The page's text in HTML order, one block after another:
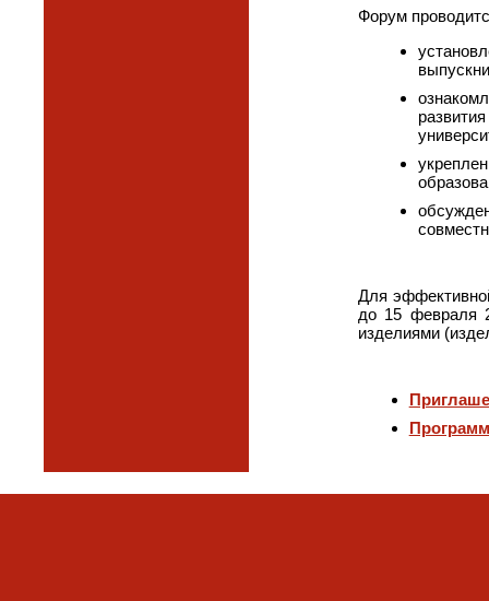
Форум
Для
до 15 февраля
изделиями